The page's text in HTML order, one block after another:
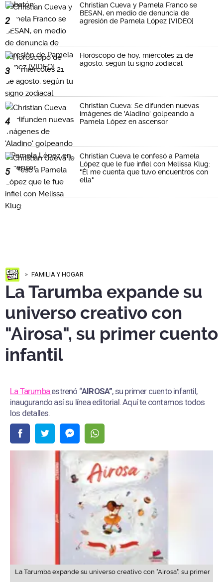
2
Christian Cueva y Pamela Franco se
BESAN, en medio de denuncia de
agresión de Pamela López [VIDEO]
3
Horóscopo de hoy, miércoles 21 de
agosto, según tu signo zodiacal
4
Christian Cueva: Se difunden nuevas
imágenes de 'Aladino' golpeando a
Pamela López en ascensor
5
Christian Cueva le confesó a Pamela
López que le fue infiel con Melissa Klug:
"Él me cuenta que tuvo encuentros con
ella"
FAMILIA Y HOGAR
La Tarumba expande su
universo creativo con
"Airosa", su primer cuento
infantil
La Tarumba estrenó “AIROSA”, su primer cuento infantil,
inaugurando así su línea editorial. Aquí te contamos todos
los detalles.
La Tarumba expande su universo creativo con "Airosa", su primer